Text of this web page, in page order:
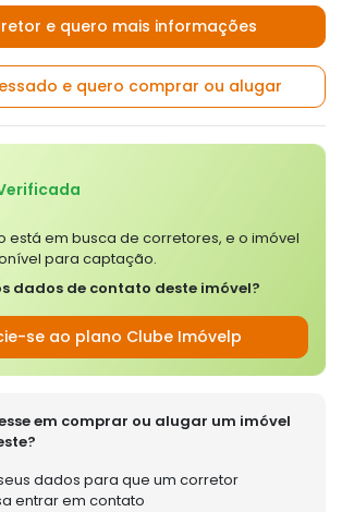
e quero mais informações
e quero comprar ou alugar
está em busca de corretores, e o imóvel
para captação.
dados de contato deste imóvel?
se ao plano Clube Imóvelp
em comprar ou alugar um imóvel
dados para que um corretor
entrar em contato